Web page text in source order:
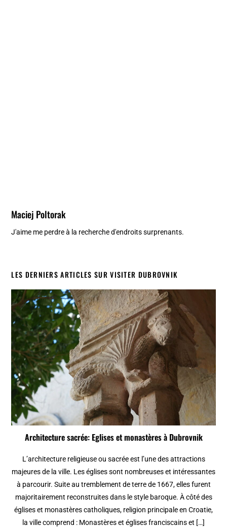
Maciej Poltorak
J'aime me perdre à la recherche d'endroits surprenants.
LES DERNIERS ARTICLES SUR VISITER DUBROVNIK
Architecture sacrée: Eglises et monastères à Dubrovnik
L’architecture religieuse ou sacrée est l’une des attractions
majeures de la ville. Les églises sont nombreuses et intéressantes
à parcourir. Suite au tremblement de terre de 1667, elles furent
majoritairement reconstruites dans le style baroque. À côté des
églises et monastères catholiques, religion principale en Croatie,
la ville comprend : Monastères et églises franciscains et […]